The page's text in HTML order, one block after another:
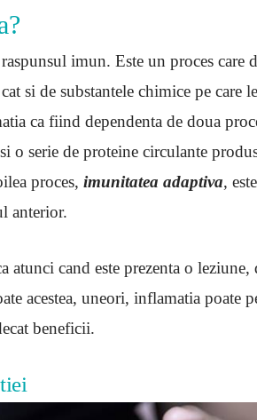
imun. Este un proces care
si de substantele chimice pe care
ca fiind dependenta de doua
o serie de proteine ​​circulante
proces, imunitatea adaptiva,
anterior.
atunci cand este prezenta o
acestea, uneori, inflamatia poate
beneficii.